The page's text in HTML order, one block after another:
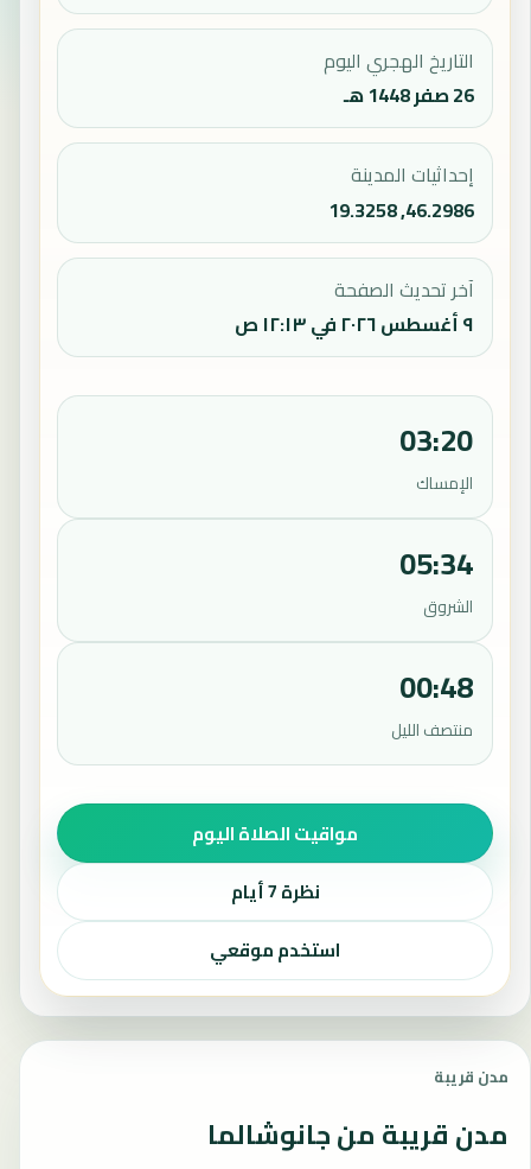
التاريخ الهجري اليوم
26 صفر 1448 هـ
إحداثيات المدينة
46.2986, 19.3258
آخر تحديث الصفحة
٩ أغسطس ٢٠٢٦ في ١٢:١٣ ص
03:20
الإمساك
05:34
الشروق
00:48
منتصف الليل
مواقيت الصلاة اليوم
نظرة 7 أيام
استخدم موقعي
مدن قريبة
مدن قريبة من جانوشالما